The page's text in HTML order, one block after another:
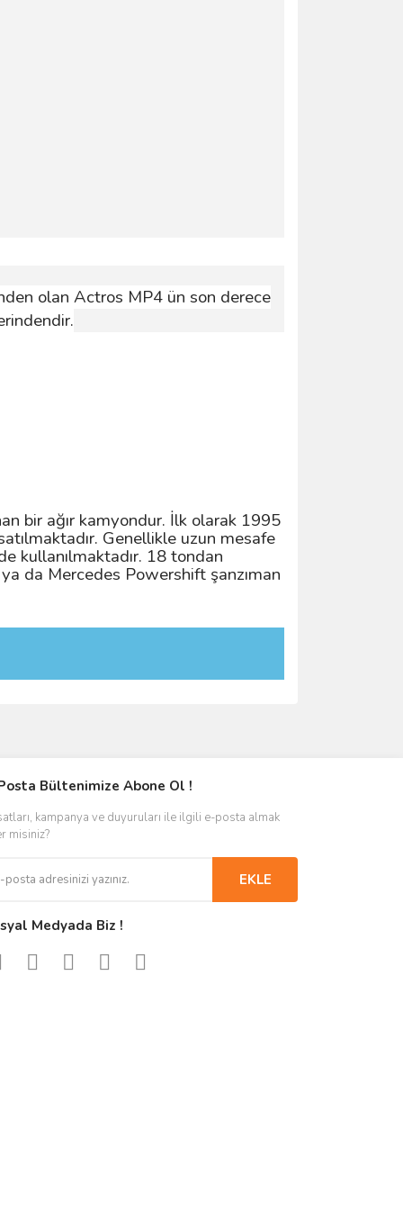
olan Actros MP4 ün son derece
bir ağır kamyondur. İlk olarak 1995
Genellikle uzun mesafe
kullanılmaktadır. 18 tondan
da Mercedes Powershift şanzıman
Bültenimize Abone Ol !
kampanya ve duyuruları ile ilgili e-posta almak
misiniz?
EKLE
Medyada Biz !